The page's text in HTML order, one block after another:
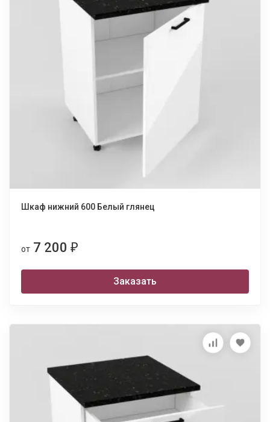
Шкаф нижний 600 Белый глянец
от 7 200 ₽
Заказать